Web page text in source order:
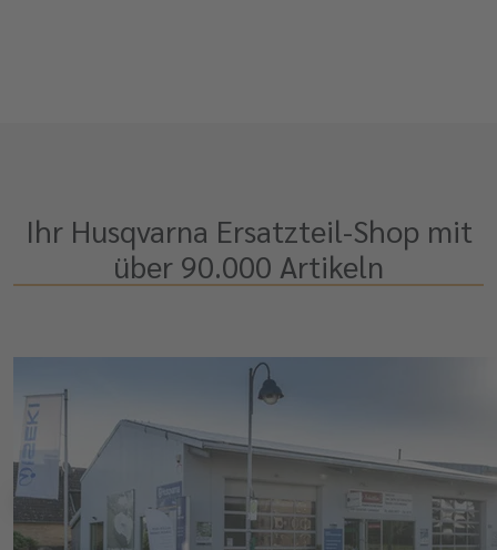
Ihr Husqvarna Ersatzteil-Shop mit
über 90.000 Artikeln